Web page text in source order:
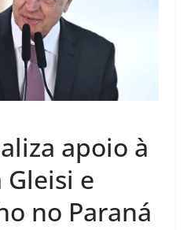
apoio à
e
no Paraná